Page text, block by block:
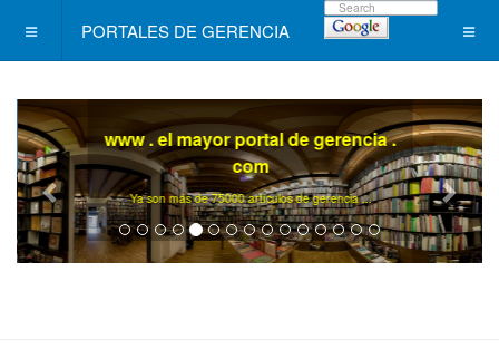
PORTALES DE GERENCIA
www . el mayor portal de gerencia .
com
Ya son más de 75000 artículos de gerencia ...